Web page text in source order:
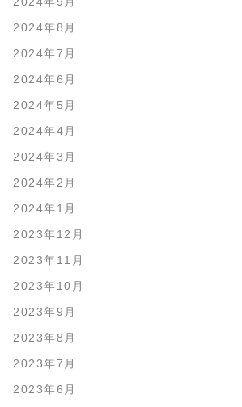
2024年8月
2024年7月
2024年6月
2024年5月
2024年4月
2024年3月
2024年2月
2024年1月
2023年12月
2023年11月
2023年10月
2023年9月
2023年8月
2023年7月
2023年6月